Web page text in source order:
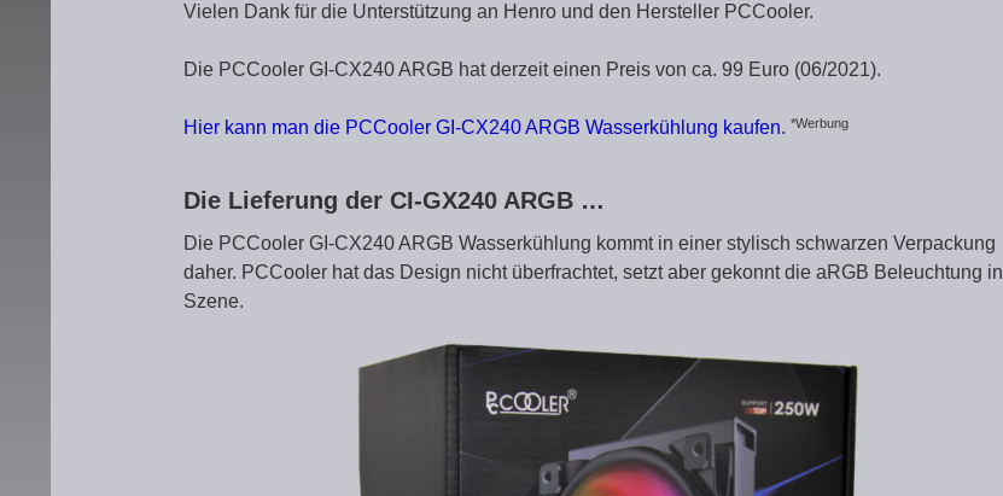
Vielen Dank für die Unterstützung an Henro und den Hersteller PCCooler.
Die PCCooler GI-CX240 ARGB hat derzeit einen Preis von ca. 99 Euro (06/2021).
Hier kann man die PCCooler GI-CX240 ARGB Wasserkühlung kaufen. *Werbung
Die Lieferung der CI-GX240 ARGB …
Die PCCooler GI-CX240 ARGB Wasserkühlung kommt in einer stylisch schwarzen Verpackung
daher. PCCooler hat das Design nicht überfrachtet, setzt aber gekonnt die aRGB Beleuchtung in
Szene.